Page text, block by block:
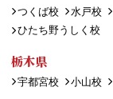
つくば校 水戸校
ひたち野うしく校
栃木県
宇都宮校 小山校